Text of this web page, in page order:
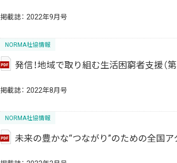
掲載誌： 2022年9月号
NORMA社協情報
発信！地域で取り組む生活困窮者支援（第
掲載誌： 2022年8月号
NORMA社協情報
未来の豊かな“つながり”のための全国ア